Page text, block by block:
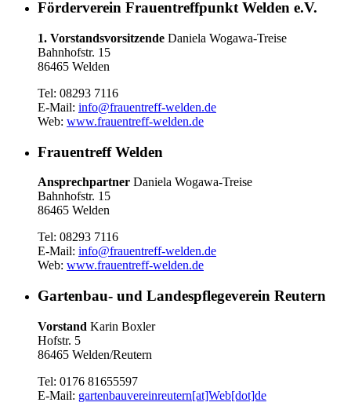
Förderverein Frauentreffpunkt Welden e.V.
1. Vorstandsvorsitzende Daniela Wogawa-Treise
Bahnhofstr. 15
86465 Welden
Tel: 08293 7116
E-Mail: info@frauentreff-welden.de
Web: www.frauentreff-welden.de
Frauentreff Welden
Ansprechpartner Daniela Wogawa-Treise
Bahnhofstr. 15
86465 Welden
Tel: 08293 7116
E-Mail: info@frauentreff-welden.de
Web: www.frauentreff-welden.de
Gartenbau- und Landespflegeverein Reutern
Vorstand Karin Boxler
Hofstr. 5
86465 Welden/Reutern
Tel: 0176 81655597
E-Mail: gartenbauvereinreutern[at]Web[dot]de